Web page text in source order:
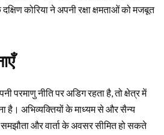
कोरिया ने अपनी रक्षा क्षमताओं को मजबूत
परमाणु नीति पर अडिग रहता है, तो क्षेत्र में
है। अभिव्यक्तियों के माध्यम से और सैन्य
और वार्ता के अवसर सीमित हो सकते